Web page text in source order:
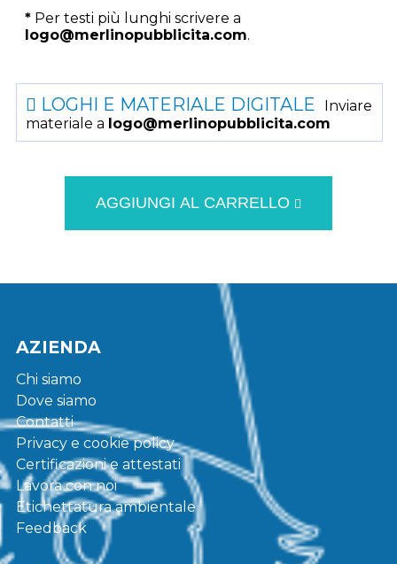
* Per testi più lunghi scrivere a
logo@merlinopubblicita.com.
LOGHI E MATERIALE DIGITALE
Inviare
materiale a logo@merlinopubblicita.com
AGGIUNGI AL CARRELLO
AZIENDA
Chi siamo
Dove siamo
Contatti
Privacy e cookie policy
Certificazioni e attestati
Lavora con noi
Etichettatura ambientale
Feedback